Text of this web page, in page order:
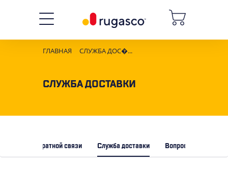
ГЛАВНАЯ СЛУЖБА ДОС�...
СЛУЖБА ДОСТАВКИ
и форма обратной связи Служба доставки Вопросы и ответы